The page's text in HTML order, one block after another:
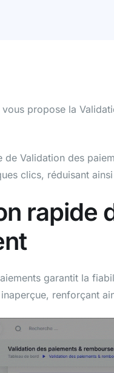
vous propose la
de Validation des
clics, réduisant
rapide
garantit la
renforçant